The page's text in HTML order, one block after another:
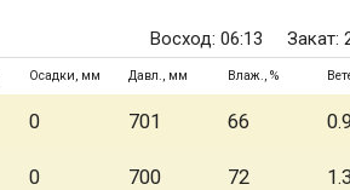
Восход: 06:13 Закат:
Осадки, мм Давл., мм Влаж., %
0 701 66
0 700 72